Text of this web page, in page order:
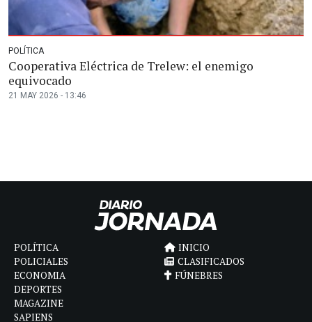
POLÍTICA
Cooperativa Eléctrica de Trelew: el enemigo
equivocado
21 MAY 2026 - 13:46
POLÍTICA
POLICIALES
ECONOMIA
DEPORTES
MAGAZINE
SAPIENS
INICIO
CLASIFICADOS
FÚNEBRES